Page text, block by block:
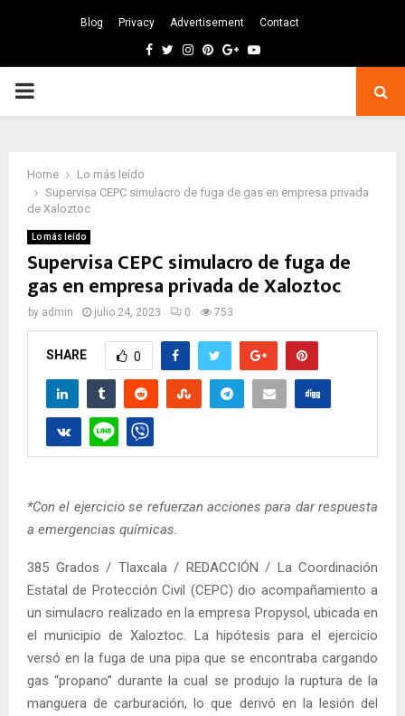
Blog Privacy Advertisement Contact
Facebook
TwitterInstagram
Pinterest
GoogleYoutube
PRIMARY
Home
Lo más leído
Supervisa CEPC simulacro de fuga de gas en empresa privada
de Xaloztoc
Lo más leído
Supervisa CEPC simulacro de fuga de
gas en empresa privada de Xaloztoc
by admin julio 24, 2023 0 753
SHARE 0
*Con el ejercicio se refuerzan acciones para dar respuesta
a emergencias químicas.
385 Grados / Tlaxcala / REDACCIÓN / La Coordinación
Estatal de Protección Civil (CEPC) dio acompañamiento a
un simulacro realizado en la empresa Propysol, ubicada en
el municipio de Xaloztoc. La hipótesis para el ejercicio
versó en la fuga de una pipa que se encontraba cargando
gas “propano” durante la cual se produjo la ruptura de la
manguera de carburación, lo que derivó en la lesión del